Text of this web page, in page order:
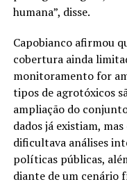
humana”, disse.
Capobianco afirmou
cobertura ainda
monitoramento for
tipos de agrotóxicos
ampliação do
dados já existiam,
dificultava análises
políticas públicas,
diante de um cenário